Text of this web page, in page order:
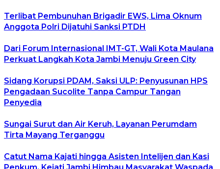
Terlibat Pembunuhan Brigadir EWS, Lima Oknum
Anggota Polri Dijatuhi Sanksi PTDH
Dari Forum Internasional IMT-GT, Wali Kota Maulana
Perkuat Langkah Kota Jambi Menuju Green City
Sidang Korupsi PDAM, Saksi ULP: Penyusunan HPS
Pengadaan Sucolite Tanpa Campur Tangan
Penyedia
Sungai Surut dan Air Keruh, Layanan Perumdam
Tirta Mayang Terganggu
Catut Nama Kajati hingga Asisten Intelijen dan Kasi